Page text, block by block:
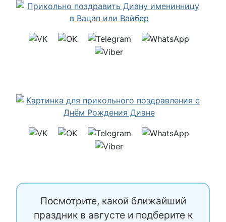
Посмотрите, какой ближайший
праздник в августе и подберите к